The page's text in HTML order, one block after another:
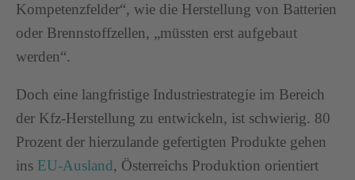
Kompetenzfelder“, wie die Herstellung von Batterien
oder Brennstoffzellen, „müssten erst aufgebaut
werden“.
Doch eine langfristige Industriestrategie im Bereich
der Kfz-Herstellung zu entwickeln, ist schwierig. 80
Prozent der hierzulande gefertigten Produkte gehen
ins EU-Ausland, Österreichs Produktion orientiert